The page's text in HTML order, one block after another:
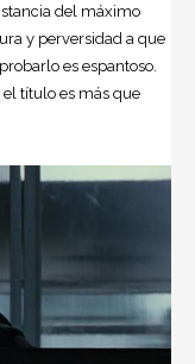
del máximo
y perversidad a que
es espantoso.
título es más que